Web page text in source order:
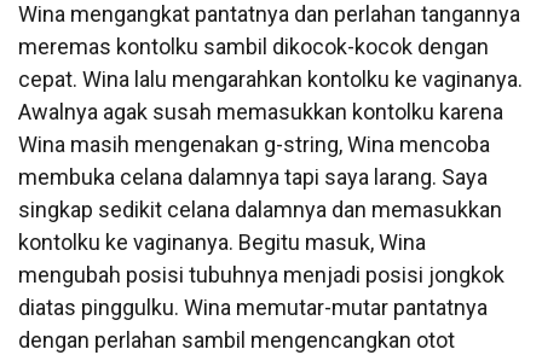
Wina mengangkat pantatnya dan perlahan tangannya
meremas kontolku sambil dikocok-kocok dengan
cepat. Wina lalu mengarahkan kontolku ke vaginanya.
Awalnya agak susah memasukkan kontolku karena
Wina masih mengenakan g-string, Wina mencoba
membuka celana dalamnya tapi saya larang. Saya
singkap sedikit celana dalamnya dan memasukkan
kontolku ke vaginanya. Begitu masuk, Wina
mengubah posisi tubuhnya menjadi posisi jongkok
diatas pinggulku. Wina memutar-mutar pantatnya
dengan perlahan sambil mengencangkan otot